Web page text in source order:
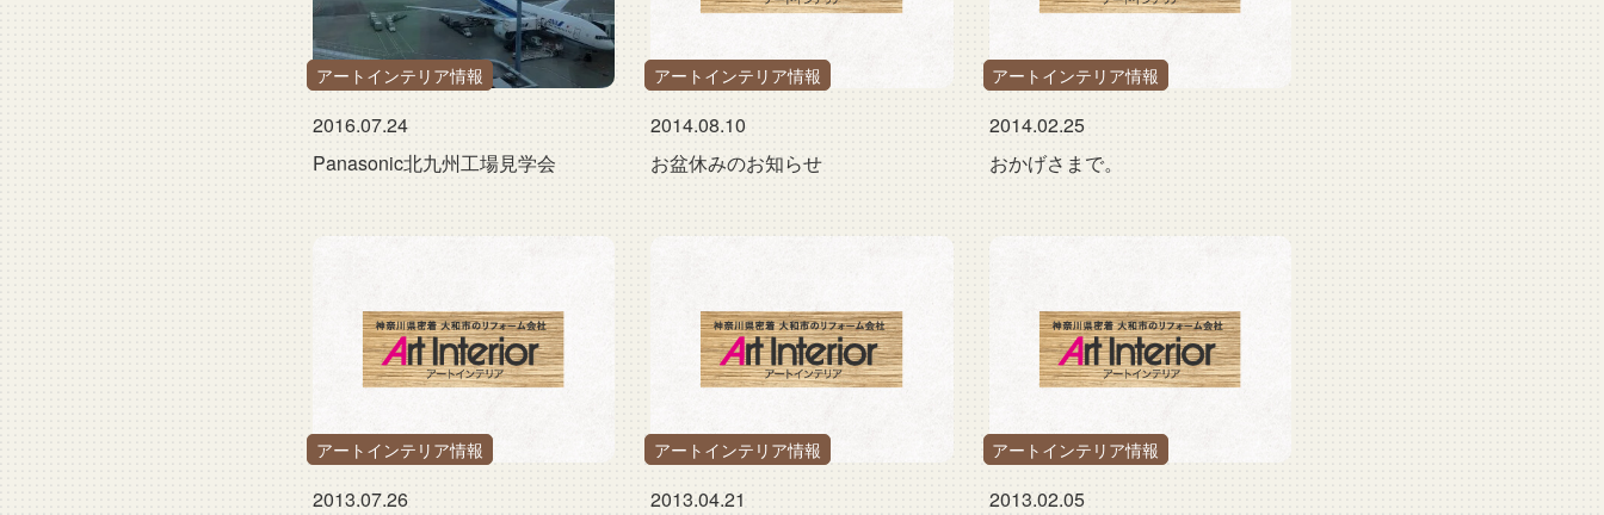
アートインテリア情報
2016.07.24
Panasonic北九州工場見学会
アートインテリア情報
2014.08.10
お盆休みのお知らせ
アートインテリア情報
2014.02.25
おかげさまで。
アートインテリア情報
2013.07.26
アートインテリア情報
2013.04.21
アートインテリア情報
2013.02.05